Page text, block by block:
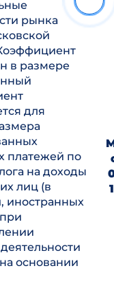
рынка
в размере
для
платежей по
на доходы
лиц (в
иностранных
основании